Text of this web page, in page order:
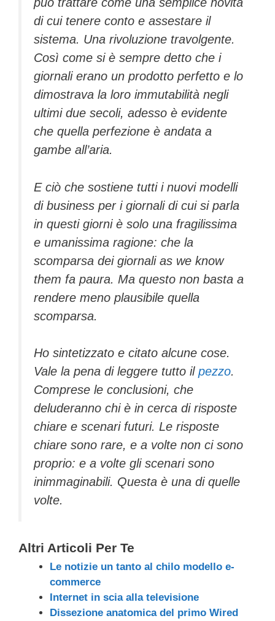
di cui tenere conto e assestare il
sistema. Una rivoluzione travolgente.
Così come si è sempre detto che i
giornali erano un prodotto perfetto e lo
dimostrava la loro immutabilità negli
ultimi due secoli, adesso è evidente
che quella perfezione è andata a
gambe all’aria.
E ciò che sostiene tutti i nuovi modelli
di business per i giornali di cui si parla
in questi giorni è solo una fragilissima
e umanissima ragione: che la
scomparsa dei giornali as we know
them fa paura. Ma questo non basta a
rendere meno plausibile quella
scomparsa.
Ho sintetizzato e citato alcune cose.
Vale la pena di leggere tutto il pezzo.
Comprese le conclusioni, che
deluderanno chi è in cerca di risposte
chiare e scenari futuri. Le risposte
chiare sono rare, e a volte non ci sono
proprio: e a volte gli scenari sono
inimmaginabili. Questa è una di quelle
volte.
Altri Articoli Per Te
Le notizie un tanto al chilo modello e-
commerce
Internet in scia alla televisione
Dissezione anatomica del primo Wired